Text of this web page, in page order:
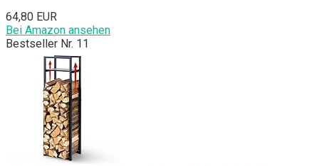
64,80 EUR
Bei Amazon ansehen
Bestseller Nr. 11